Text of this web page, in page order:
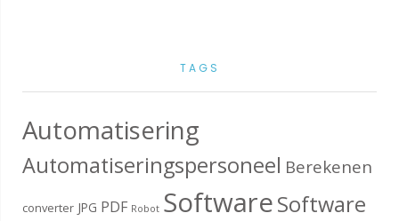
TAGS
Automatisering
Automatiseringspersoneel Berekenen
converter JPG PDF Robot SoftwareSoftware